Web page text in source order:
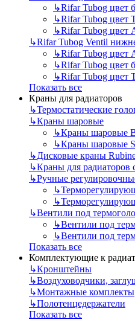
↳Rifar Tubog цвет
↳Rifar Tubog цвет
↳Rifar Tubog цвет
↳Rifar Tubog Ventil
↳Rifar Tubog цвет
↳Rifar Tubog цвет
↳Rifar Tubog цвет
Показать все
Краны для радиаторов
↳Термостатические
↳Краны шаровые
↳Краны шаровые
↳Краны шаровые
↳Дисковые краны
↳Краны для
↳Ручные
↳
↳
↳Вентили под
↳Вентили под
↳Вентили под
Показать все
Комплектующие к
↳Кронштейны
↳Воздуховодчики,
↳Монтажные комплекты
↳Полотенцедержатели
Показать все